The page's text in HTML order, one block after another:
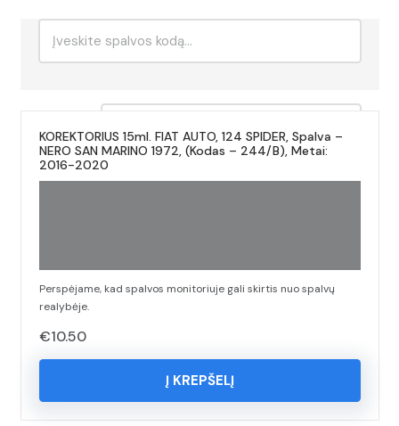
KOREKTORIUS 15ml. FIAT AUTO, 124 SPIDER, Spalva –
NERO SAN MARINO 1972, (Kodas – 244/B), Metai:
2016-2020
Perspėjame, kad spalvos monitoriuje gali skirtis nuo spalvų
realybėje.
€10.50
Į KREPŠELĮ